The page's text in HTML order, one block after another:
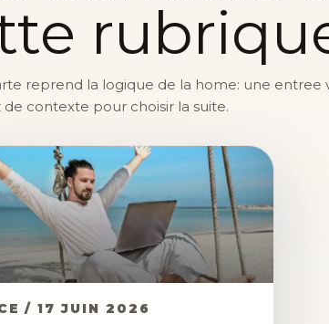
reprend la logique de la home: une entree
de contexte pour choisir la suite.
/ 17 JUIN 2026